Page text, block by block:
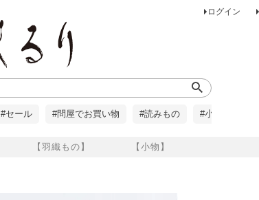
ログイン
【羽織もの】 【小物】
#セール #問屋でお買い物 #読みもの #小柄な方に